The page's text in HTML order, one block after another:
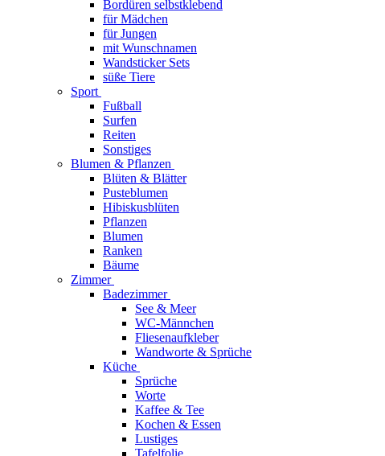
Bordüren selbstklebend
für Mädchen
für Jungen
mit Wunschnamen
Wandsticker Sets
süße Tiere
Sport
Fußball
Surfen
Reiten
Sonstiges
Blumen & Pflanzen
Blüten & Blätter
Pusteblumen
Hibiskusblüten
Pflanzen
Blumen
Ranken
Bäume
Zimmer
Badezimmer
See & Meer
WC-Männchen
Fliesenaufkleber
Wandworte & Sprüche
Küche
Sprüche
Worte
Kaffee & Tee
Kochen & Essen
Lustiges
Tafelfolie